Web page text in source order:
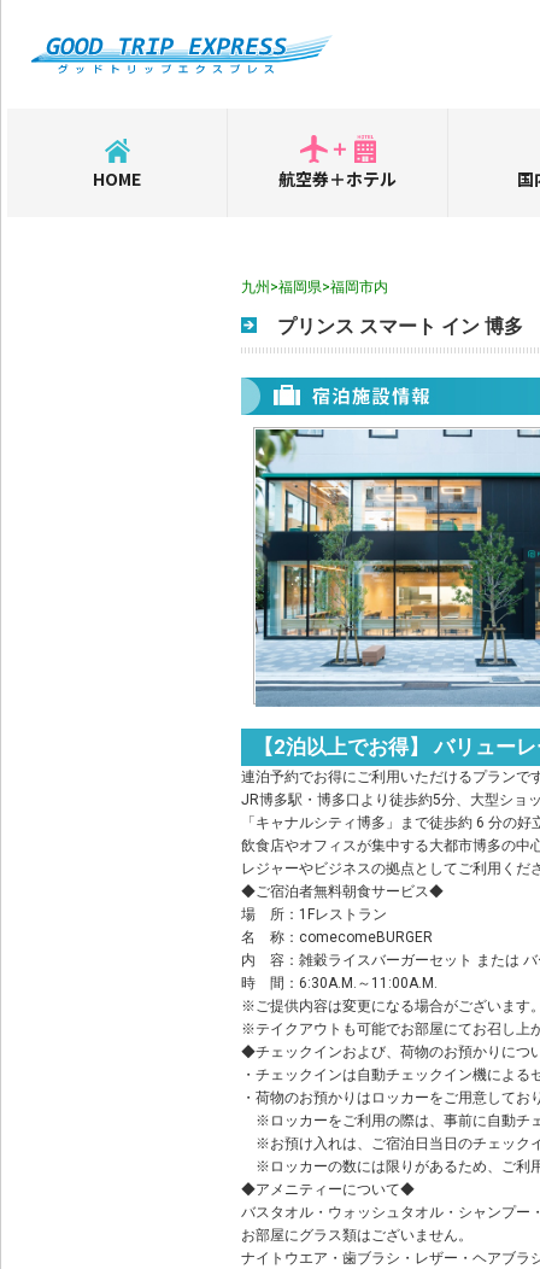
HOME 航空券＋ホテル 国
九州>福岡県>福岡市内
プリンス スマート イン 博多
【2泊以上でお得】 バリュー
連泊予約でお得にご利用いただけるプランで
JR博多駅・博多口より徒歩約5分、大型ショ
「キャナルシティ博多」まで徒歩約 6 分の好
飲食店やオフィスが集中する大都市博多の中
レジャーやビジネスの拠点としてご利用くだ
◆ご宿泊者無料朝食サービス◆
場 所：1Fレストラン
名 称：comecomeBURGER
内 容：雑穀ライスバーガーセット または
時 間：6:30A.M.～11:00A.M.
※ご提供内容は変更になる場合がございます
※テイクアウトも可能でお部屋にてお召し上
◆チェックインおよび、荷物のお預かりにつ
・チェックインは自動チェックイン機によ
・荷物のお預かりはロッカーをご用意して
※ロッカーをご利用の際は、事前に自動チ
※お預け入れは、ご宿泊日当日のチェック
※ロッカーの数には限りがあるため、ご利
◆アメニティーについて◆
バスタオル・ウォッシュタオル・シャンプー
お部屋にグラス類はございません。
ナイトウエア・歯ブラシ・レザー・ヘアブラ